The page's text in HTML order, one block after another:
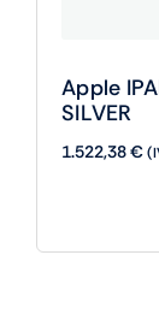
Apple
SILVER
1.522,38€